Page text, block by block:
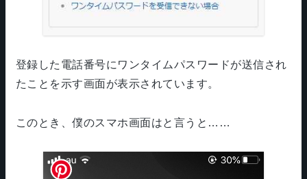
登録した電話番号にワンタイムパスワードが送信され
たことを示す画面が表示されています。
このとき、僕のスマホ画面はと言うと……